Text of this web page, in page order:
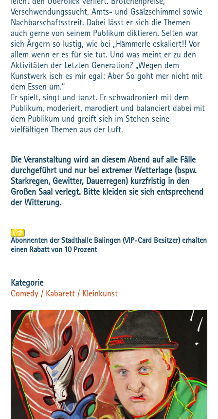
leicht den Überblick verliert. Brötchenpreise,
Verschwendungssucht, Amts- und Gsälzschimmel sowie
Nachbarschaftsstreit. Dabei lässt er sich die Themen
auch gerne von seinem Publikum diktieren. Selten war
sich Ärgern so lustig, wie bei „Hämmerle eskaliert!! Vor
allem wenn er es für sie tut. Und was meint er zu den
Aktivitäten der Letzten Generation? „Wegen dem
Kunstwerk isch es mir egal: Aber So goht mer nicht mit
dem Essen um.“
Er spielt, singt und tanzt. Er schwadroniert mit dem
Publikum, moderiert, marodiert und balanciert dabei mit
dem Publikum und greift sich im Stehen seine
vielfältigen Themen aus der Luft.
Die Veranstaltung wird an diesem Abend auf alle Fälle
durchgeführt und nur bei extremer Wetterlage (bspw.
Starkregen, Gewitter, Dauerregen) kurzfristig in den
Großen Saal verlegt. Bitte kleiden sie sich entsprechend
der Witterung.
Comedy / Kabarett / Kleinkunst